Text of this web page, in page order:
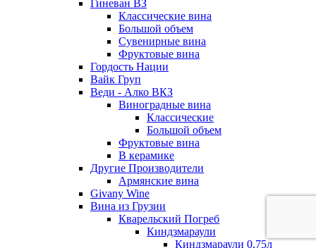
Гиневан ВЗ
Классические вина
Большой объем
Сувенирные вина
Фруктовые вина
Гордость Нации
Вайк Груп
Веди - Алко ВКЗ
Виноградные вина
Классические
Большой объем
Фруктовые вина
В керамике
Другие Производители
Армянские вина
Givany Wine
Вина из Грузии
Кварельский Погреб
Киндзмараули
Киндзмараули 0,75л